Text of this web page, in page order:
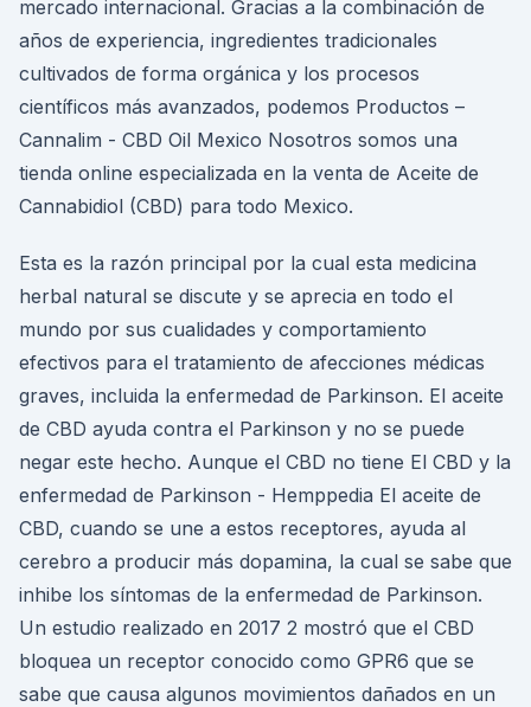
mercado internacional. Gracias a la combinación de
años de experiencia, ingredientes tradicionales
cultivados de forma orgánica y los procesos
científicos más avanzados, podemos Productos –
Cannalim - CBD Oil Mexico Nosotros somos una
tienda online especializada en la venta de Aceite de
Cannabidiol (CBD) para todo Mexico.
Esta es la razón principal por la cual esta medicina
herbal natural se discute y se aprecia en todo el
mundo por sus cualidades y comportamiento
efectivos para el tratamiento de afecciones médicas
graves, incluida la enfermedad de Parkinson. El aceite
de CBD ayuda contra el Parkinson y no se puede
negar este hecho. Aunque el CBD no tiene El CBD y la
enfermedad de Parkinson - Hemppedia El aceite de
CBD, cuando se une a estos receptores, ayuda al
cerebro a producir más dopamina, la cual se sabe que
inhibe los síntomas de la enfermedad de Parkinson.
Un estudio realizado en 2017 2 mostró que el CBD
bloquea un receptor conocido como GPR6 que se
sabe que causa algunos movimientos dañados en un